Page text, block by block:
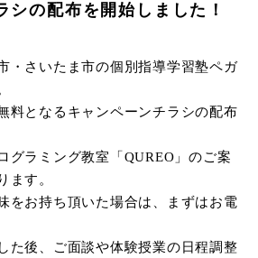
シの配布を開始しました！
・さいたま市の個別指導学習塾ペガ
料となるキャンペーンチラシの配布
グラミング教室「QUREO」のご案
ます。
をお持ち頂いた場合は、まずはお電
た後、ご面談や体験授業の日程調整